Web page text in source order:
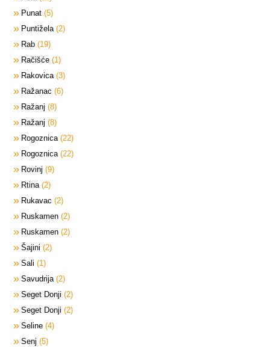
Punat 5
Puntižela 2
Rab 19
Račišće 1
Rakovica 3
Ražanac 6
Ražanj 8
Ražanj 8
Rogoznica 22
Rogoznica 22
Rovinj 9
Rtina 2
Rukavac 2
Ruskamen 2
Ruskamen 2
Šajini 2
Sali
1
Savudrija 2
Seget Donji 2
Seget Donji 2
Seline 4
Senj 5